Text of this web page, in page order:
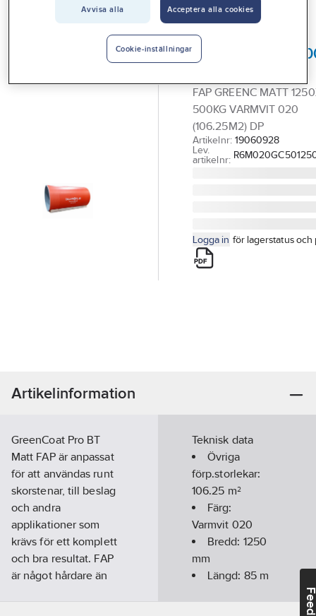
FAP GreenCoat
1250x0.6 85m/
FAP GREENC MATT
500KG VARMVIT 020
(106.25M2) DP
Artikelnr: 19060928
Lev.
artikelnr:
Logga in för lagerstatus och
Artikelinformation
GreenCoat Pro BT
Matt FAP är anpassat
för att användas runt
skorstenar, till beslag
och andra
applikationer som
krävs för ett komplett
och bra resultat. FAP
är något hårdare än
Teknisk data
Övriga
förp.storlekar:
106.25 m²
Färg:
Varmvit 020
Bredd: 1250
mm
Längd: 85m
Avvisa alla Acceptera alla cookies
Cookie-inställningar